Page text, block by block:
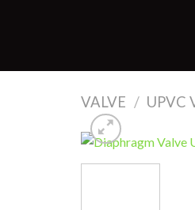
VALVE / UPVC